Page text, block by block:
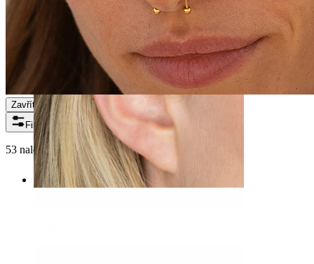
Filtry
53 nalezených položek